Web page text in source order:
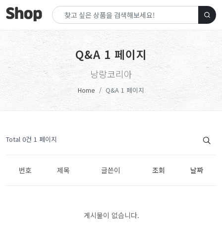
Q&A 1 페이지
낭랑코리아
Home Q&A 1 페이지
Total 0건 1 페이지
번호 제목 글쓴이 조회 날짜
게시물이 없습니다.